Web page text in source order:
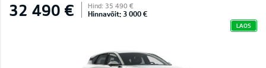
32 490 € Hind: 35 490 €
Hinnavõit: 3 000 €
LAOS